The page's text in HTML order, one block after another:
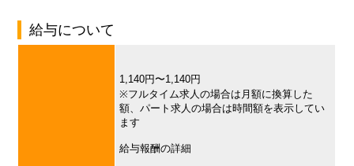
給与について
1,140円〜1,140円
※フルタイム求人の場合は月額に換算した
額、パート求人の場合は時間額を表示してい
ます
給与報酬の詳細